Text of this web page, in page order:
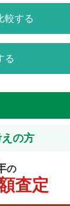
較する
る
えの方
の
査定